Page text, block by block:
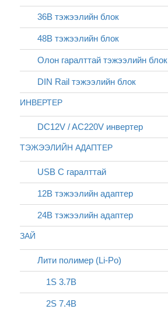
36В тэжээлийн блок
48В тэжээлийн блок
Олон гаралттай тэжээлийн блок
DIN Rail тэжээлийн блок
ИНВЕРТЕР
DC12V / AC220V инвертер
ТЭЖЭЭЛИЙН АДАПТЕР
USB C гаралттай
12В тэжээлийн адаптер
24В тэжээлийн адаптер
ЗАЙ
Лити полимер (Li-Po)
1S 3.7В
2S 7.4В